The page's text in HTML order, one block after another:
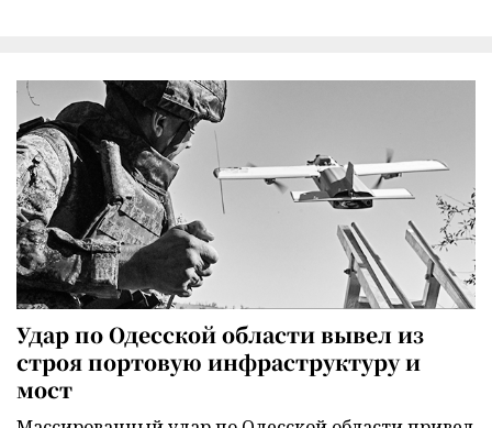
Удар по Одесской области вывел из
строя портовую инфраструктуру и
мост